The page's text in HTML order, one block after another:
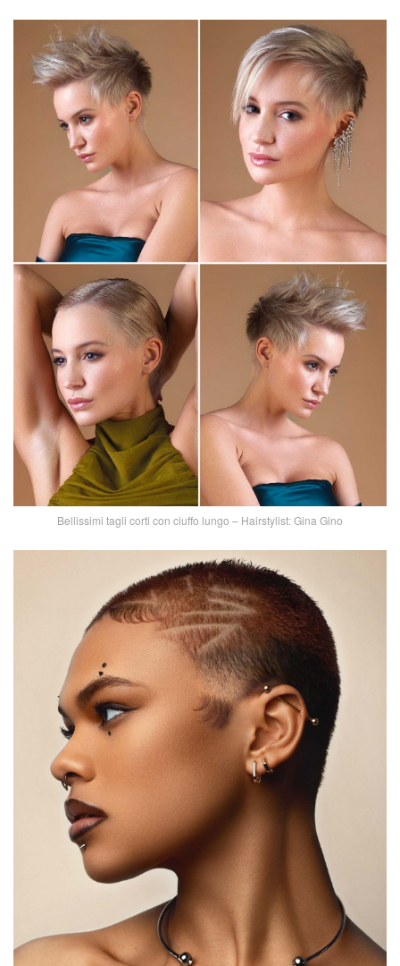
Bellissimi tagli corti con ciuffo lungo – Hairstylist: Gina Gino